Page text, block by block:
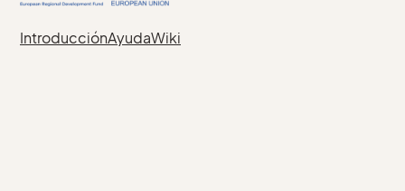
IntroducciónAyudaWiki